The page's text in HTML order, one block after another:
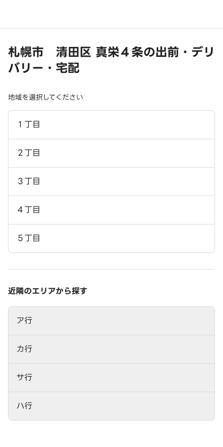
札幌市 清田区 真栄４条の出前・デリ
バリー・宅配
地域を選択してください
１丁目
２丁目
３丁目
４丁目
５丁目
近隣のエリアから探す
ア行
カ行
サ行
ハ行